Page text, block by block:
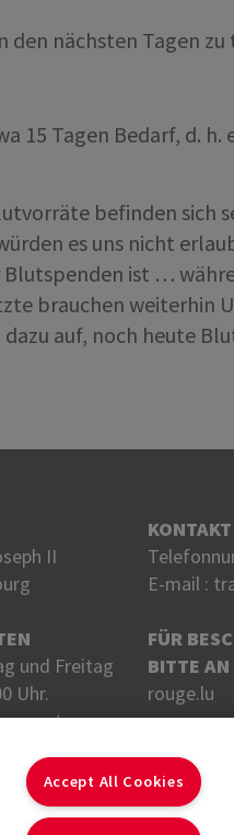
den nächsten Tagen zu
15 Tagen Bedarf, d. h.
befinden sich
es uns nicht
ist …
brauchen weiterhin
auf, noch heute
II
und Freitag
Uhr.
KONTAKT
E-mail :
FÜR
BITTE AN
rouge.lu
Accept All Cookies